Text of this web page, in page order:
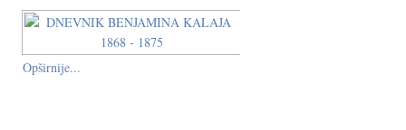
Opširnije...